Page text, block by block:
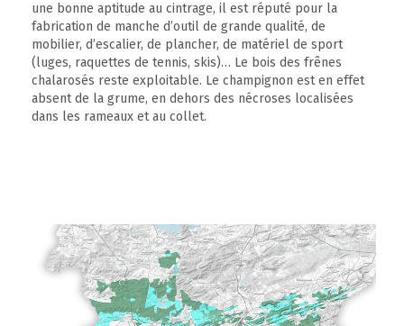
une bonne aptitude au cintrage, il est réputé pour la
fabrication de manche d’outil de grande qualité, de
mobilier, d’escalier, de plancher, de matériel de sport
(luges, raquettes de tennis, skis)… Le bois des frênes
chalarosés reste exploitable. Le champignon est en effet
absent de la grume, en dehors des nécroses localisées
dans les rameaux et au collet.